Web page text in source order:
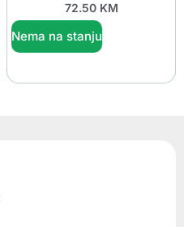
72.50 KM
Nema na stanju